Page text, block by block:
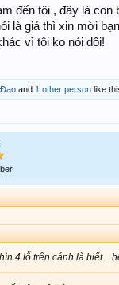
đến tôi , đây là
là giả thì xin mời
vì tôi ko nói dối!
and 1 other person like
4 lỗ trên cánh là biết ..